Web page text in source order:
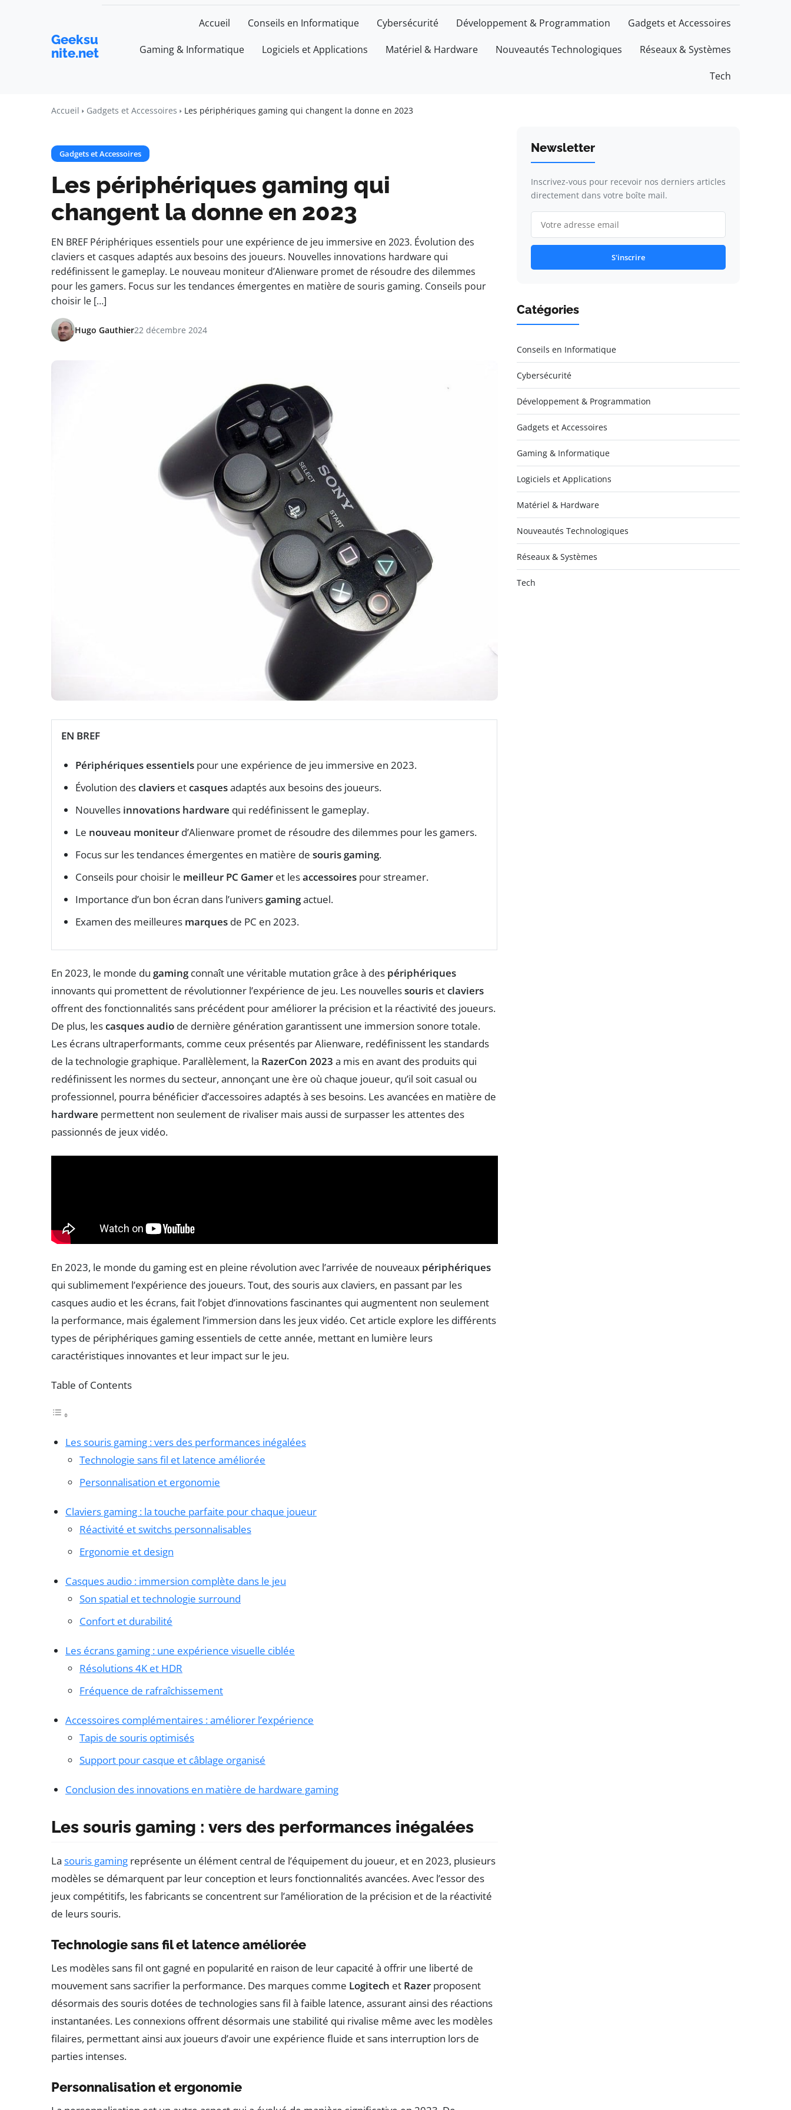
Geeksu
nite.net
Accueil Conseils en Informatique Cybersécurité Développement & Programmation Gadgets et Accessoires
Gaming & Informatique Logiciels et Applications Matériel & Hardware Nouveautés Technologiques Réseaux & Systèmes
Tech
Accueil Gadgets et Accessoires Les périphériques gaming qui changent la donne en 2023
Gadgets et Accessoires
Les périphériques gaming qui
changent la donne en 2023
EN BREF Périphériques essentiels pour une expérience de jeu immersive en 2023. Évolution des
claviers et casques adaptés aux besoins des joueurs. Nouvelles innovations hardware qui
redéfinissent le gameplay. Le nouveau moniteur d’Alienware promet de résoudre des dilemmes
pour les gamers. Focus sur les tendances émergentes en matière de souris gaming. Conseils pour
choisir le […]
Hugo Gauthier22 décembre 2024
EN BREF
Périphériques essentiels pour une expérience de jeu immersive en 2023.
Évolution desclaviers etcasquesadaptés aux besoins des joueurs.
Nouvelles innovations hardware qui redéfinissent le gameplay.
Le nouveau moniteur d’Alienware promet de résoudre des dilemmes pour les gamers.
Focus sur les tendances émergentes en matière de souris gaming.
Conseils pour choisir le meilleur PC Gamer et lesaccessoires pour streamer.
Importance d’un bon écran dans l’univers gamingactuel.
Examen des meilleures marques de PC en 2023.
En 2023, le monde du gamingconnaît une véritable mutation grâce à des périphériques
innovants qui promettent de révolutionner l’expérience de jeu. Les nouvellessouris etclaviers
offrent des fonctionnalités sans précédent pour améliorer la précision et la réactivité des joueurs.
De plus, lescasques audio de dernière génération garantissent une immersion sonore totale.
Les écrans ultraperformants, comme ceux présentés par Alienware, redéfinissent les standards
de la technologie graphique. Parallèlement, la RazerCon 2023 a mis en avant des produits qui
redéfinissent les normes du secteur, annonçant une ère où chaque joueur, qu’il soit casual ou
professionnel, pourra bénéficier d’accessoires adaptés à ses besoins. Les avancées en matière de
hardware permettent non seulement de rivaliser mais aussi de surpasser les attentes des
passionnés de jeux vidéo.
En 2023, le monde du gaming est en pleine révolution avec l’arrivée de nouveaux périphériques
qui sublimement l’expérience des joueurs. Tout, des souris aux claviers, en passant par les
casques audio et les écrans, fait l’objet d’innovations fascinantes qui augmentent non seulement
la performance, mais également l’immersion dans les jeux vidéo. Cet article explore les différents
types de périphériques gaming essentiels de cette année, mettant en lumière leurs
caractéristiques innovantes et leur impact sur le jeu.
Table of Contents
Les souris gaming : vers des performances inégalées
Technologie sans fil et latence améliorée
Personnalisation et ergonomie
Claviers gaming : la touche parfaite pour chaque joueur
Réactivité et switchs personnalisables
Ergonomie et design
Casques audio : immersion complète dans le jeu
Son spatial et technologie surround
Confort et durabilité
Les écrans gaming : une expérience visuelle ciblée
Résolutions 4K et HDR
Fréquence de rafraîchissement
Accessoires complémentaires : améliorer l’expérience
Tapis de souris optimisés
Support pour casque et câblage organisé
Conclusion des innovations en matière de hardware gaming
Les souris gaming : vers des performances inégalées
La souris gaming représente un élément central de l’équipement du joueur, et en 2023, plusieurs
modèles se démarquent par leur conception et leurs fonctionnalités avancées. Avec l’essor des
jeux compétitifs, les fabricants se concentrent sur l’amélioration de la précision et de la réactivité
de leurs souris.
Technologie sans fil et latence améliorée
Les modèles sans fil ont gagné en popularité en raison de leur capacité à offrir une liberté de
mouvement sans sacrifier la performance. Des marques comme Logitech et Razer proposent
désormais des souris dotées de technologies sans fil à faible latence, assurant ainsi des réactions
instantanées. Les connexions offrent désormais une stabilité qui rivalise même avec les modèles
filaires, permettant ainsi aux joueurs d’avoir une expérience fluide et sans interruption lors de
parties intenses.
Personnalisation et ergonomie
Newsletter
Inscrivez-vous pour recevoir nos derniers articles
directement dans votre boîte mail.
S'inscrire
Catégories
Conseils en Informatique
Cybersécurité
Développement & Programmation
Gadgets et Accessoires
Gaming & Informatique
Logiciels et Applications
Matériel & Hardware
Nouveautés Technologiques
Réseaux & Systèmes
Tech